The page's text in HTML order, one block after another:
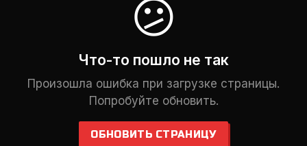
😕
Что-то пошло не так
Произошла ошибка при загрузке страницы.
Попробуйте обновить.
ОБНОВИТЬ СТРАНИЦУ